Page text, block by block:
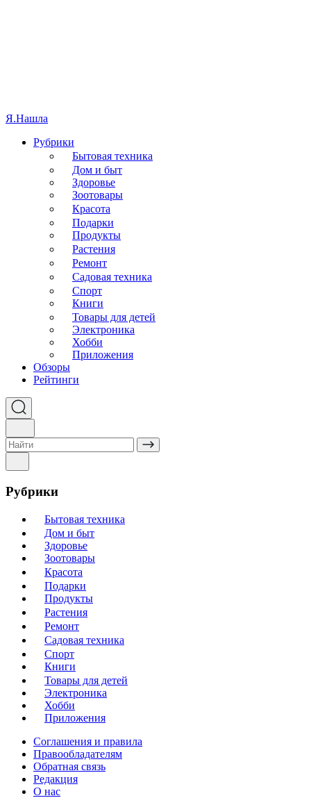
Я.Нашла
Рубрики
Бытовая техника
Дом и быт
Здоровье
Зоотовары
Красота
Подарки
Продукты
Растения
Ремонт
Садовая техника
Спорт
Книги
Товары для детей
Электроника
Хобби
Приложения
Обзоры
Рейтинги
Рубрики
Бытовая техника
Дом и быт
Здоровье
Зоотовары
Красота
Подарки
Продукты
Растения
Ремонт
Садовая техника
Спорт
Книги
Товары для детей
Электроника
Хобби
Приложения
Соглашения и правила
Правообладателям
Обратная связь
Редакция
О нас